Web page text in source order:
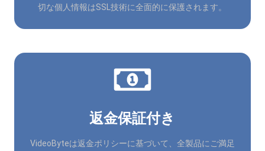
切な個人情報はSSL技術に全面的に保護されます。
返金保証付き
VideoByteは返金ポリシーに基づいて、全製品にご満足